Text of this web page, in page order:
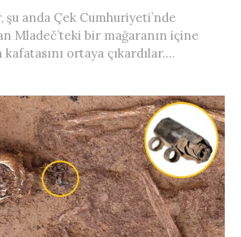
şu anda Çek Cumhuriyeti’nde
Mladeč’teki bir mağaranın içine
ortaya çıkardılar....